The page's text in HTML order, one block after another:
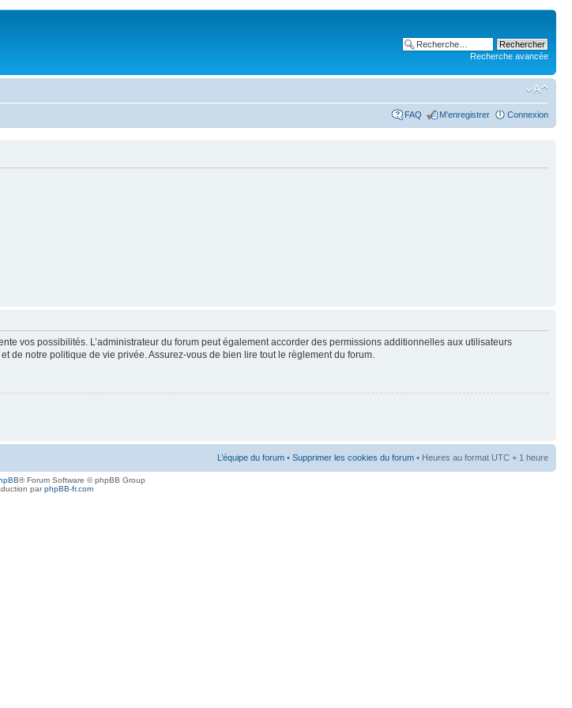
Recherche avancée
FAQ M’enregistrer Connexion
vos possibilités. L’administrateur du forum peut également accorder des permissions additionnelles aux utilisateurs
de notre politique de vie privée. Assurez-vous de bien lire tout le règlement du forum.
L’équipe du forum • Supprimer les cookies du forum • Heures au format UTC + 1 heure
® Forum Software © phpBB Group
parphpBB-fr.com